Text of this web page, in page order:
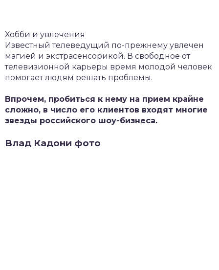
Хобби и увлечения
Известный телеведущий по-прежнему увлечен
магией и экстрасенсорикой. В свободное от
телевизионной карьеры время молодой человек
помогает людям решать проблемы.
Впрочем, пробиться к нему на прием крайне
сложно, в число его клиентов входят многие
звезды российского шоу-бизнеса.
Влад Кадони фото